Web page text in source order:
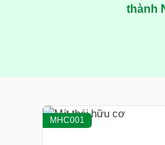
thành
MHC001